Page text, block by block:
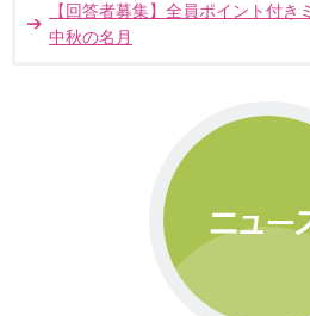
【回答者募集】全員ポイント付き
中秋の名月